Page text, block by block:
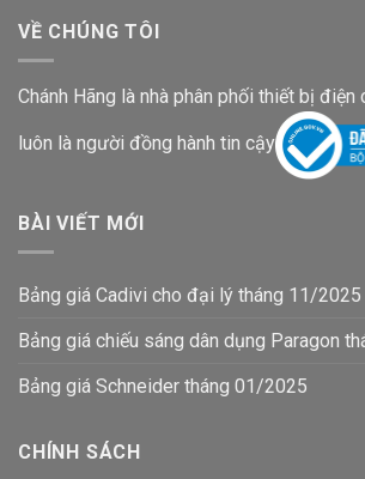
VỀ CHÚNG TÔI
Chánh Hãng là nhà phân phối thiết bị điện
luôn là người đồng hành tin cậy
BÀI VIẾT MỚI
Bảng giá Cadivi cho đại lý tháng 11/2025
Bảng giá chiếu sáng dân dụng Paragon
Bảng giá Schneider tháng 01/2025
CHÍNH SÁCH